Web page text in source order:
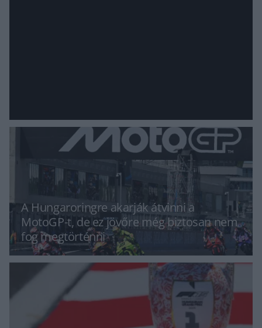
A Hungaroringre akarják átvinni a
MotoGP-t, de ez jövőre még biztosan nem
fog megtörténni